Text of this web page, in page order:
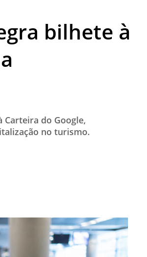
bilhete à
do Google,
no turismo.